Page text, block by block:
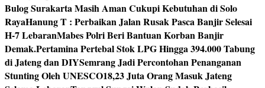
Bulog Surakarta Masih Aman Cukupi Kebutuhan di Solo
RayaHanung T : Perbaikan Jalan Rusak Pasca Banjir Selesai
H-7 LebaranMabes Polri Beri Bantuan Korban Banjir
Demak.Pertamina Pertebal Stok LPG Hingga 394.000 Tabung
di Jateng dan DIYSemrang Jadi Percontohan Penanganan
Stunting Oleh UNESCO18,23 Juta Orang Masuk Jateng